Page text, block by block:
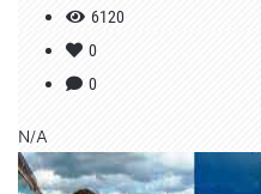
6120
0
0
N/A